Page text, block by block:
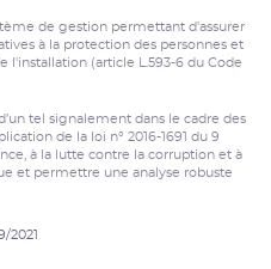
de gestion permettant d'assurer
à la protection des personnes et
l'installation (article L.593-6 du Code
tel signalement dans le cadre des
de la loi n° 2016-1691 du 9
à la lutte contre la corruption et à
et permettre une analyse robuste
2021